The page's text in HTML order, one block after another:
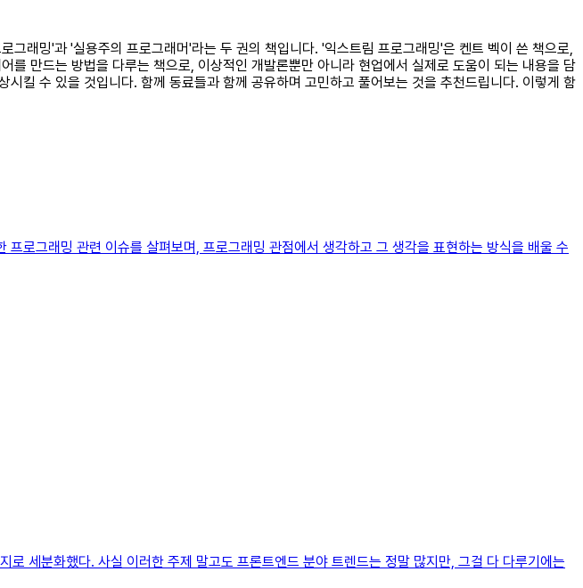
그래밍'과 '실용주의 프로그래머'라는 두 권의 책입니다. '익스트림 프로그래밍'은 켄트 벡이 쓴 책으로,
만드는 방법을 다루는 책으로, 이상적인 개발론뿐만 아니라 현업에서 실제로 도움이 되는 내용을 담
킬 수 있을 것입니다. 함께 동료들과 함께 공유하며 고민하고 풀어보는 것을 추천드립니다. 이렇게 함
그래밍 관련 이슈를 살펴보며, 프로그래밍 관점에서 생각하고 그 생각을 표현하는 방식을 배울 수
세분화했다. 사실 이러한 주제 말고도 프론트엔드 분야 트렌드는 정말 많지만, 그걸 다 다루기에는